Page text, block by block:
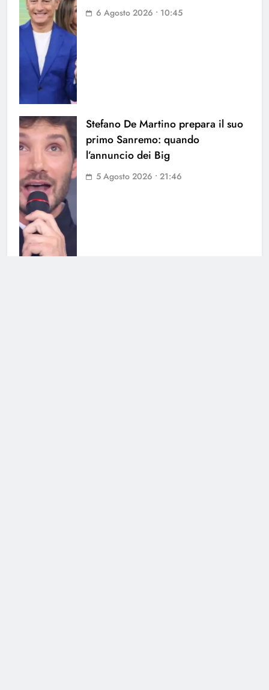
6 Agosto 2026 • 10:45
Stefano De Martino prepara il suo
primo Sanremo: quando
l’annuncio dei Big
5 Agosto 2026 • 21:46